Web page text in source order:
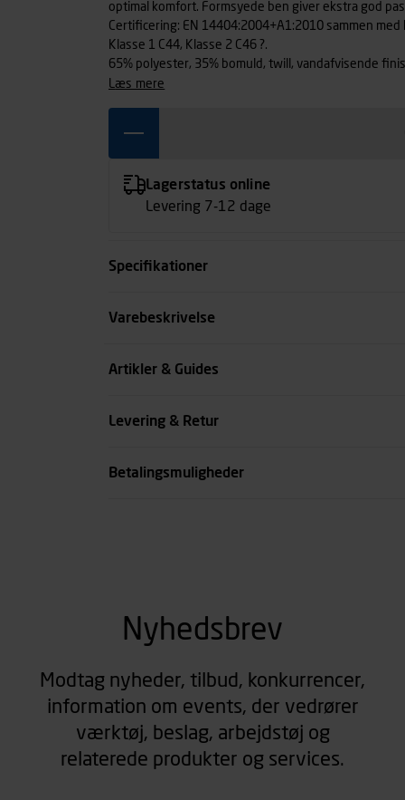
optimal komfort. Formsyede ben giver ekstra god
Certificering: EN 14404:2004+A1:2010 sammen
Klasse 1 C44, Klasse 2 C46 ?.
65% polyester, 35% bomuld, twill, vandafvisende
læs mere
Lagerstatus online
Levering 7-12 dage
Specifikationer
Størrelse
Varebeskrivelse
Artikler & Guides
Levering & Retur
Betalingsmuligheder
Nyhedsbrev
Modtag nyheder, tilbud, konkurrencer,
information om events, der vedrører
værktøj, beslag, arbejdstøj og
relaterede produkter og services.